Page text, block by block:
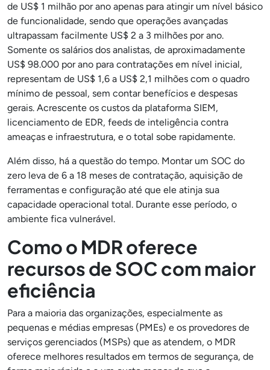
de US$ 1 milhão por ano apenas para atingir um nível básico
de funcionalidade, sendo que operações avançadas
ultrapassam facilmente US$ 2 a 3 milhões por ano.
Somente os salários dos analistas, de aproximadamente
US$ 98.000 por ano para contratações em nível inicial,
representam de US$ 1,6 a US$ 2,1 milhões com o quadro
mínimo de pessoal, sem contar benefícios e despesas
gerais. Acrescente os custos da plataforma SIEM,
licenciamento de EDR, feeds de inteligência contra
ameaças e infraestrutura, e o total sobe rapidamente.
Além disso, há a questão do tempo. Montar um SOC do
zero leva de 6 a 18 meses de contratação, aquisição de
ferramentas e configuração até que ele atinja sua
capacidade operacional total. Durante esse período, o
ambiente fica vulnerável.
Como o MDR oferece
recursos de SOC com maior
eficiência
Para a maioria das organizações, especialmente as
pequenas e médias empresas (PMEs) e os provedores de
serviços gerenciados (MSPs) que as atendem, o MDR
oferece melhores resultados em termos de segurança, de